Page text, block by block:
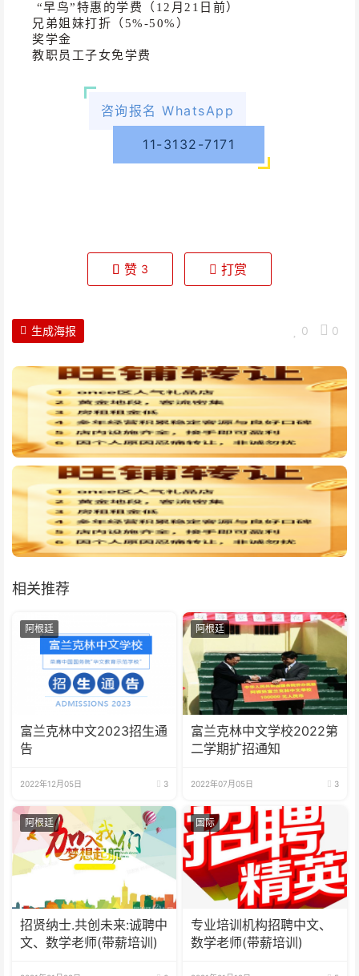
“早鸟”特惠的学费（12月21日前）
兄弟姐妹打折（5%-50%）
奖学金
教职员工子女免学费
咨询报名 WhatsApp
11-3132-7171
赞 3 打赏
0 0
生成海报
相关推荐
阿根廷
富兰克林中文2023招生通
告
2022年12月05日 3
阿根廷
富兰克林中文学校2022第
二学期扩招通知
2022年07月05日 3
阿根廷
招贤纳士.共创未来​:诚聘中
文、数学老师(带薪培训)
国际
专业培训机构​招聘中文、
数学老师(带薪培训)